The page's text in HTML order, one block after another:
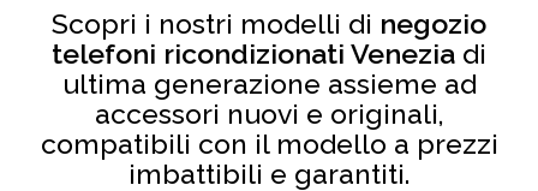
Scopri i nostri modelli di negozio
telefoni ricondizionati Venezia di
ultima generazione assieme ad
accessori nuovi e originali,
compatibili con il modello a prezzi
imbattibili e garantiti.